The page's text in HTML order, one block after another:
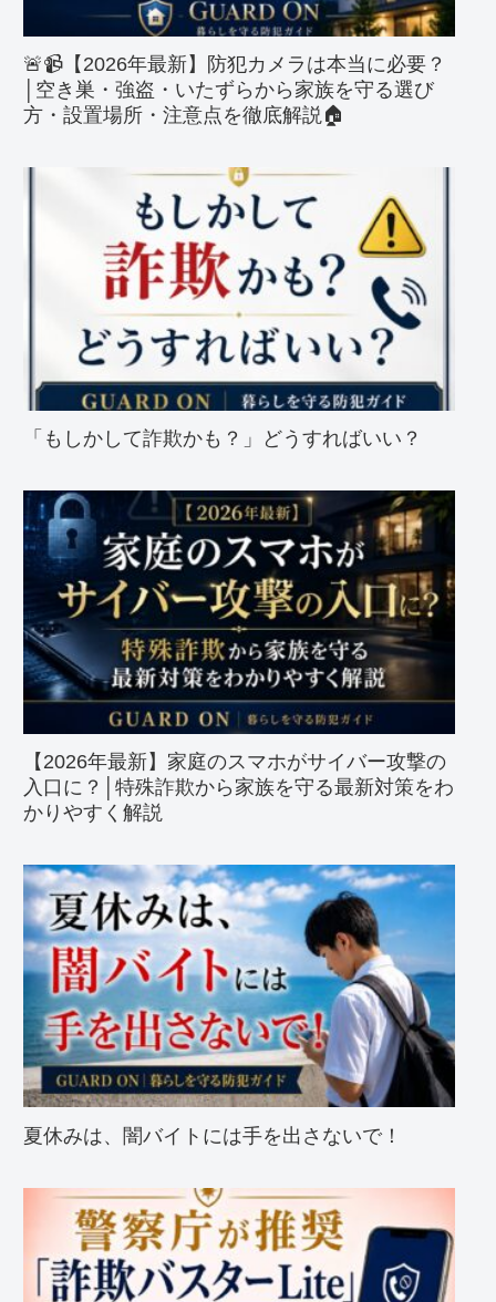
🚨📹【2026年最新】防犯カメラは本当に必要？
│空き巣・強盗・いたずらから家族を守る選び
方・設置場所・注意点を徹底解説🏠
「もしかして詐欺かも？」どうすればいい？
【2026年最新】家庭のスマホがサイバー攻撃の
入口に？│特殊詐欺から家族を守る最新対策をわ
かりやすく解説
夏休みは、闇バイトには手を出さないで！